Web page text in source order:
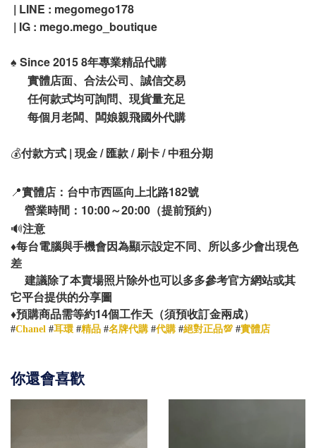
| LINE : megomego178
| IG : mego.mego_boutique
♠️ Since 2015 8年專業精品代購
實體店面、合法公司、誠信交易
任何款式均可詢問、現貨量充足
每個月老闆、闆娘親飛國外代購
💰付款方式 | 現金 / 匯款 / 刷卡 / 中租分期
📍實體店：台中市西區向上北路182號
營業時間：10:00～20:00（提前預約）
🔊注意
♦️每台電腦與手機會因為顯示設定不同、所以多少會出現色
差
建議除了本賣場照片除外也可以多多參考官方網站或其
它平台提供的分享圖
♦️預購商品需等約14個工作天（須預收訂金兩成）
#Chanel #耳環 #精品 #名牌代購 #代購 #絕對正品💯 #實體店
你還會喜歡